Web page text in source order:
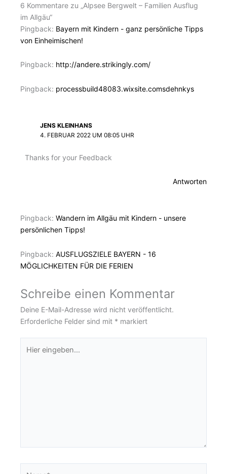
6 Kommentare zu „Alpsee Bergwelt – Familien Ausflug
im Allgäu“
Pingback: Bayern mit Kindern - ganz persönliche Tipps
von Einheimischen!
Pingback: http://andere.strikingly.com/
Pingback: processbuild48083.wixsite.comsdehnkys
JENS KLEINHANS
4. FEBRUAR 2022 UM 08:05 UHR
Thanks for your Feedback
Antworten
Pingback: Wandern im Allgäu mit Kindern - unsere
persönlichen Tipps!
Pingback: AUSFLUGSZIELE BAYERN - 16
MÖGLICHKEITEN FÜR DIE FERIEN
Schreibe einen Kommentar
Deine E-Mail-Adresse wird nicht veröffentlicht.
Erforderliche Felder sind mit * markiert
eingeben…